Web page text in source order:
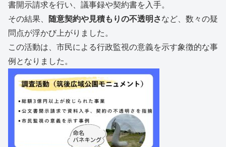
書開示請求を行い、議事録や契約書を入手。
その結果、
随意契約や見積もりの不透明さなど、数々の疑
問点が浮かび上がりました。
この活動は、市民による行政監視の意義を示す象徴的な事
例となりました。